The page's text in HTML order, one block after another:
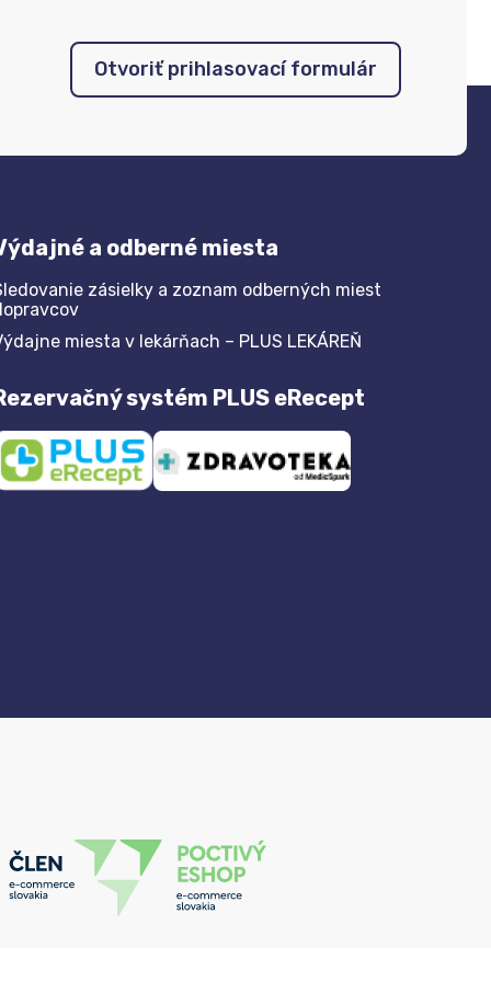
Otvoriť prihlasovací formulár
a odberné miesta
zásielky a zoznam odberných miest
miesta v lekárňach – PLUS LEKÁREŇ
systém PLUS eRecept